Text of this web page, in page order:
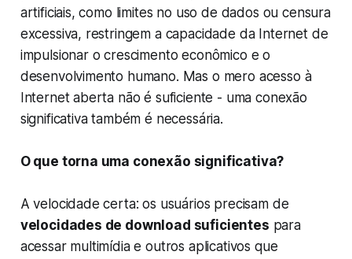
artificiais, como limites no uso de dados ou censura
excessiva, restringem a capacidade da Internet de
impulsionar o crescimento econômico e o
desenvolvimento humano. Mas o mero acesso à
Internet aberta não é suficiente - uma conexão
significativa também é necessária.
O que torna uma conexão significativa?
A velocidade certa: os usuários precisam de
velocidades de download suficientes para
acessar multimídia e outros aplicativos que